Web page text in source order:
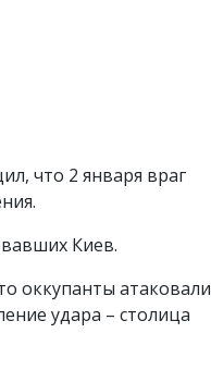
что 2 января враг
Киев.
оккупанты атаковали
удара – столица